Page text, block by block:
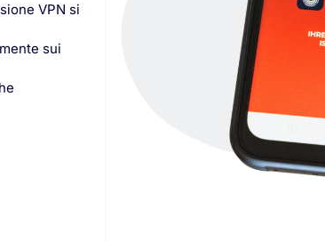
VPN si
sui